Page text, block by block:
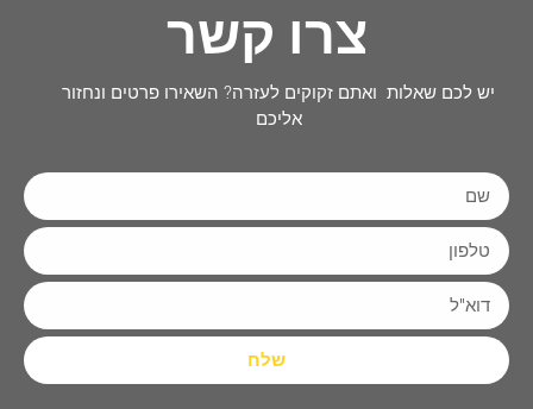
צרו קשר
יש לכם שאלות ואתם זקוקים לעזרה? השאירו פרטים ונחזור
אליכם
שלח